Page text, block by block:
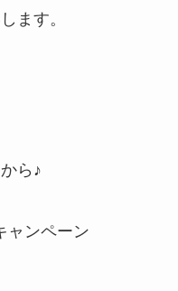
ます。
ら♪
ャンペーン